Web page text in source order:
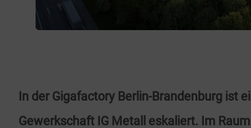
In der Gigafactory Berlin-Brandenburg ist
Gewerkschaft IG Metall eskaliert. Im